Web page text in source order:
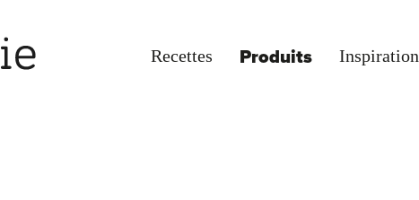
Recettes Produits Inspiration